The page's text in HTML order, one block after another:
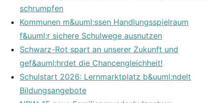
schrumpfen
Kommunen m&uuml;ssen Handlungsspielraum
f&uuml;r sichere Schulwege ausnutzen
Schwarz-Rot spart an unserer Zukunft und
gef&auml;hrdet die Chancengleichheit!
Schulstart 2026: Lernmarktplatz b&uuml;ndelt
Bildungsangebote